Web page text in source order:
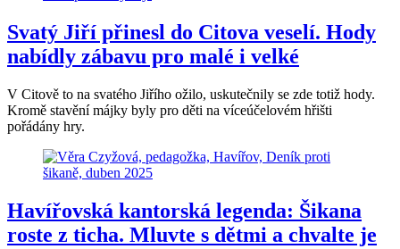
Svatý Jiří přinesl do Citova veselí. Hody
nabídly zábavu pro malé i velké
V Citově to na svatého Jiřího ožilo, uskutečnily se zde totiž hody.
Kromě stavění májky byly pro děti na víceúčelovém hřišti
pořádány hry.
Havířovská kantorská legenda: Šikana
roste z ticha. Mluvte s dětmi a chvalte je